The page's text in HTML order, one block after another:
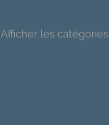
Afficher les catégories